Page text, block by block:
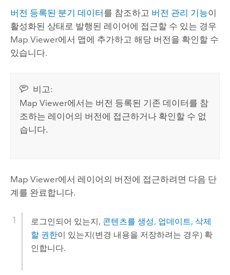
버전 등록된 분기 데이터 를 참조하고 버전 관리 기능이
활성화된 상태로 발행된 레이어에 접근할 수 있는 경우
Map Viewer에서 맵에 추가하고 해당 버전을 확인할 수
있습니다.
비고:
Map Viewer에서는 버전 등록된 기존 데이터를 참
조하는 레이어의 버전에 접근하거나 확인할 수 없
습니다.
Map Viewer에서 레이어의 버전에 접근하려면 다음 단
계를 완료합니다.
로그인되어 있는지, 콘텐츠를 생성, 업데이트, 삭제
할 권한이 있는지(변경 내용을 저장하려는 경우) 확
인합니다.